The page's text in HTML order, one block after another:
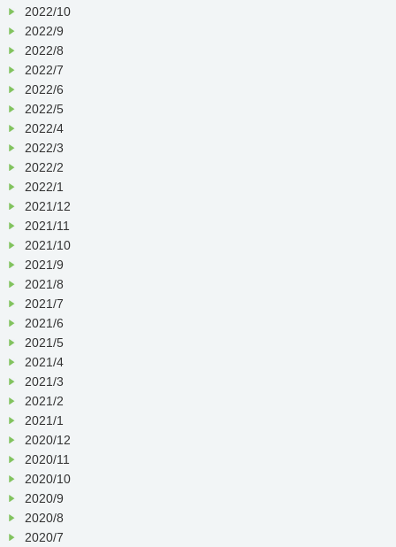
2022/10
2022/9
2022/8
2022/7
2022/6
2022/5
2022/4
2022/3
2022/2
2022/1
2021/12
2021/11
2021/10
2021/9
2021/8
2021/7
2021/6
2021/5
2021/4
2021/3
2021/2
2021/1
2020/12
2020/11
2020/10
2020/9
2020/8
2020/7